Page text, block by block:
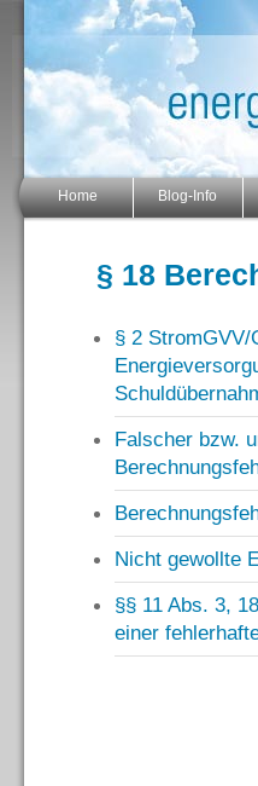
Home Blog-Info
§ 18
§ 2 StromGVV/
Falscher bzw.
Nicht gewollte
§§ 11 Abs. 3,
einer